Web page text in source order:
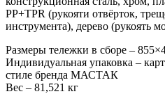
PP+TPR (рукояти отвёрток,
инструмента), дерево (рукоять
Размеры тележки в сборе –
Индивидуальная упаковка –
стиле бренда МАСТАК
Вес – 81,521 кг